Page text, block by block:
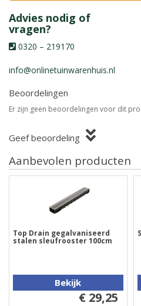
Advies nodig of
vragen?
0320 – 219170
info@onlinetuinwarenhuis.nl
Beoordelingen
Er zijn geen beoordelingen voor dit
Geef beoordeling
Aanbevolen producten
Top Drain gegalvaniseerd
stalen sleufrooster 100cm
Bekijk
€ 29,25